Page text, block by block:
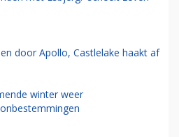
door Apollo, Castlelake haakt af
winter weer